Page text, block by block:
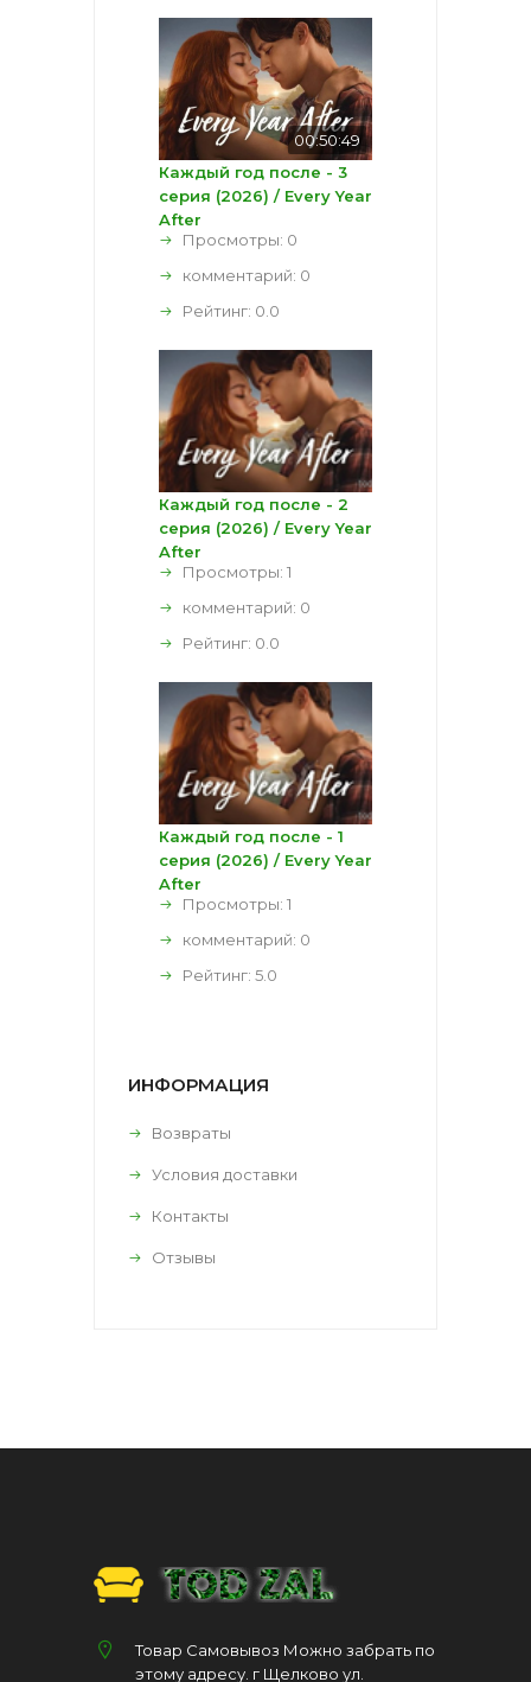
00:50:49
Каждый год после - 3
серия (2026) / Every Year
After
Просмотры: 0
комментарий: 0
Рейтинг: 0.0
Каждый год после - 2
серия (2026) / Every Year
After
Просмотры: 1
комментарий: 0
Рейтинг: 0.0
Каждый год после - 1
серия (2026) / Every Year
After
Просмотры: 1
комментарий: 0
Рейтинг: 5.0
ИНФОРМАЦИЯ
Возвраты
Условия доставки
Контакты
Отзывы
Товар Самовывоз Можно забрать по
этому адресу. г Щелково ул.